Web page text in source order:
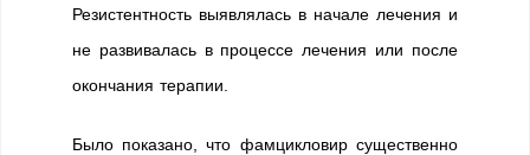
Резистентность выявлялась в начале лечения и
не развивалась в процессе лечения или после
окончания терапии.
Было показано, что фамцикловир существенно